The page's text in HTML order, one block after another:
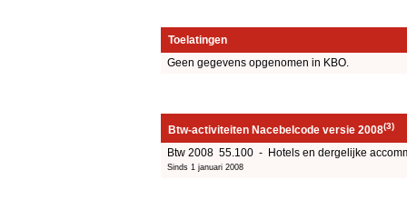
Toelatingen
Geen gegevens opgenomen in KBO.
Btw-activiteiten Nacebelcode versie 2008(3)
Btw 2008 55.100 - Hotels en dergelijke
Sinds 1 januari 2008